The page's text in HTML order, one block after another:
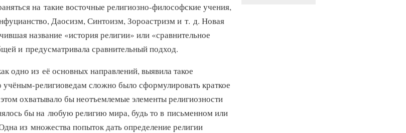
на такие восточные религиозно-философские учения,
Даосизм, Синтоизм, Зороастризм и т. д. Новая
название «история религии» или «сравнительное
и предусматривала сравнительный подход.
одно из её основных направлений, выявила такое
учёным-религиоведамсложно было сформулировать краткое
охватывало бы неотъемлемые элементы религиозности
бы на любую религию мира, будь то в письменном или
из множества попыток дать определение религии